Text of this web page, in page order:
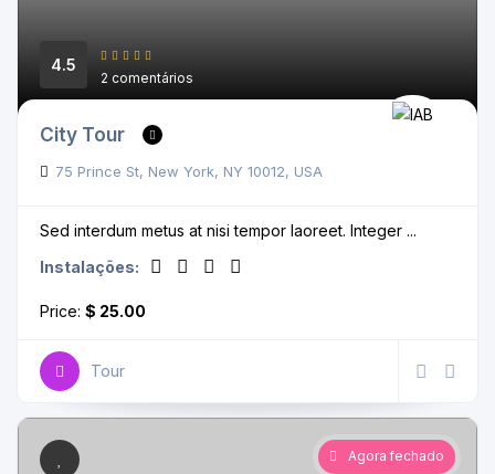
4.5
2 comentários
City Tour
75 Prince St, New York, NY 10012, USA
Sed interdum metus at nisi tempor laoreet. Integer ...
Instalações:
Price: $ 25.00
Tour
Agora fechado